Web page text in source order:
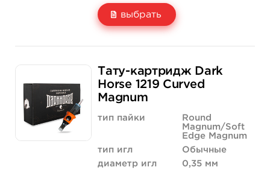
выбрать
Количество
1 700 руб.
купить
Тату-картридж Dark
Horse 1219 Curved
Magnum
тип пайки
Round
Magnum/Soft
Edge Magnum
тип игл
Обычные
диаметр игл
0,35 мм